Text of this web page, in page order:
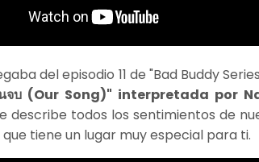
del episodio 11 de "Bad Buddy
ยนจบ (Our Song)" interpretada por
describe todos los sentimientos de
tiene un lugar muy especial para ti.